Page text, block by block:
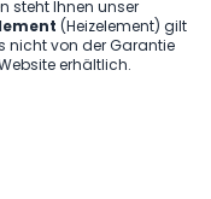
steht Ihnen unser
(Heizelement) gilt
nicht von der Garantie
erhältlich.